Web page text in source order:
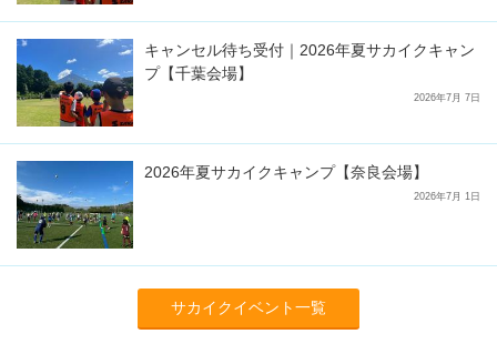
キャンセル待ち受付｜2026年夏サカイクキャン
プ【千葉会場】
2026年7月 7日
2026年夏サカイクキャンプ【奈良会場】
2026年7月 1日
サカイクイベント一覧